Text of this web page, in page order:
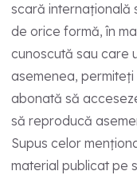
scară internațională
de orice formă, în
cunoscută sau care
asemenea,
abonată să
să reproducă
Supus celor
material publicat pe